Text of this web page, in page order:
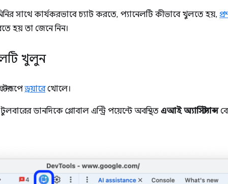
সাথে কার্যকরভাবে চ্যাট করতে, প্যানেলটি কীভাবে খুলতে হয়,
হয় তা জেনে নিন।
খুলুন
ড্রয়ারেখোলে।
ডানদিকে গ্লোবাল এন্ট্রি পয়েন্টে অবস্থিত এআই অ্যাসিস্ট্যান্স